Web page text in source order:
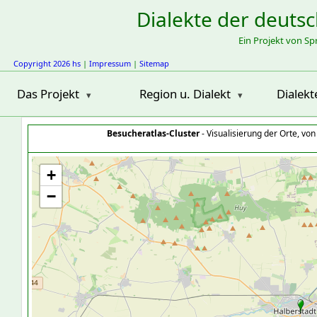
Dialekte der
Ein Projekt von
Copyright 2026 hs | Impressum | Sitemap
Das Projekt Region u. Dialekt
Besucheratlas-Cluster- Visualisierung der Orte,
+
−